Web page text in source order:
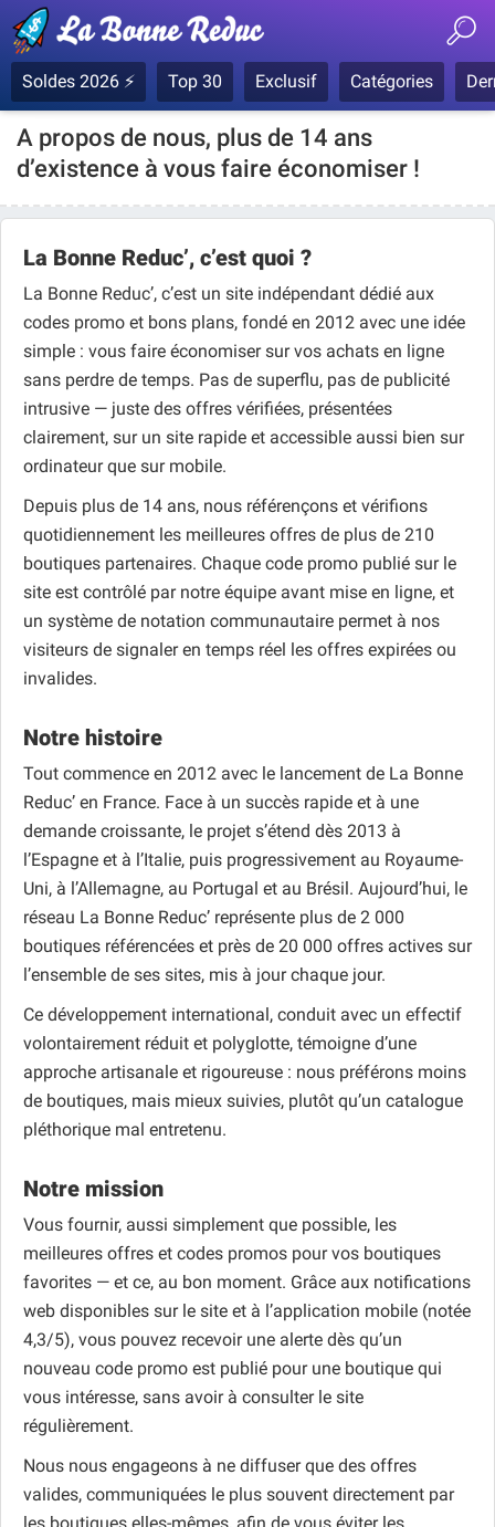
Soldes 2026 ⚡ Top 30 Exclusif Catégories
A propos de nous, plus de 14 ans
d’existence à vous faire économiser !
La Bonne Reduc’, c’est quoi ?
La Bonne Reduc’, c’est un site indépendant dédié aux
codes promo et bons plans, fondé en 2012 avec une idée
simple : vous faire économiser sur vos achats en ligne
sans perdre de temps. Pas de superflu, pas de publicité
intrusive — juste des offres vérifiées, présentées
clairement, sur un site rapide et accessible aussi bien sur
ordinateur que sur mobile.
Depuis plus de 14 ans, nous référençons et vérifions
quotidiennement les meilleures offres de plus de 210
boutiques partenaires. Chaque code promo publié sur le
site est contrôlé par notre équipe avant mise en ligne, et
un système de notation communautaire permet à nos
visiteurs de signaler en temps réel les offres expirées ou
invalides.
Notre histoire
Tout commence en 2012 avec le lancement de La Bonne
Reduc’ en France. Face à un succès rapide et à une
demande croissante, le projet s’étend dès 2013 à
l’Espagne et à l’Italie, puis progressivement au Royaume-
Uni, à l’Allemagne, au Portugal et au Brésil. Aujourd’hui, le
réseau La Bonne Reduc’ représente plus de 2 000
boutiques référencées et près de 20 000 offres actives sur
l’ensemble de ses sites, mis à jour chaque jour.
Ce développement international, conduit avec un effectif
volontairement réduit et polyglotte, témoigne d’une
approche artisanale et rigoureuse : nous préférons moins
de boutiques, mais mieux suivies, plutôt qu’un catalogue
pléthorique mal entretenu.
Notre mission
Vous fournir, aussi simplement que possible, les
meilleures offres et codes promos pour vos boutiques
favorites — et ce, au bon moment. Grâce aux notifications
web disponibles sur le site et à l’application mobile (notée
4,3/5), vous pouvez recevoir une alerte dès qu’un
nouveau code promo est publié pour une boutique qui
vous intéresse, sans avoir à consulter le site
régulièrement.
Nous nous engageons à ne diffuser que des offres
valides, communiquées le plus souvent directement par